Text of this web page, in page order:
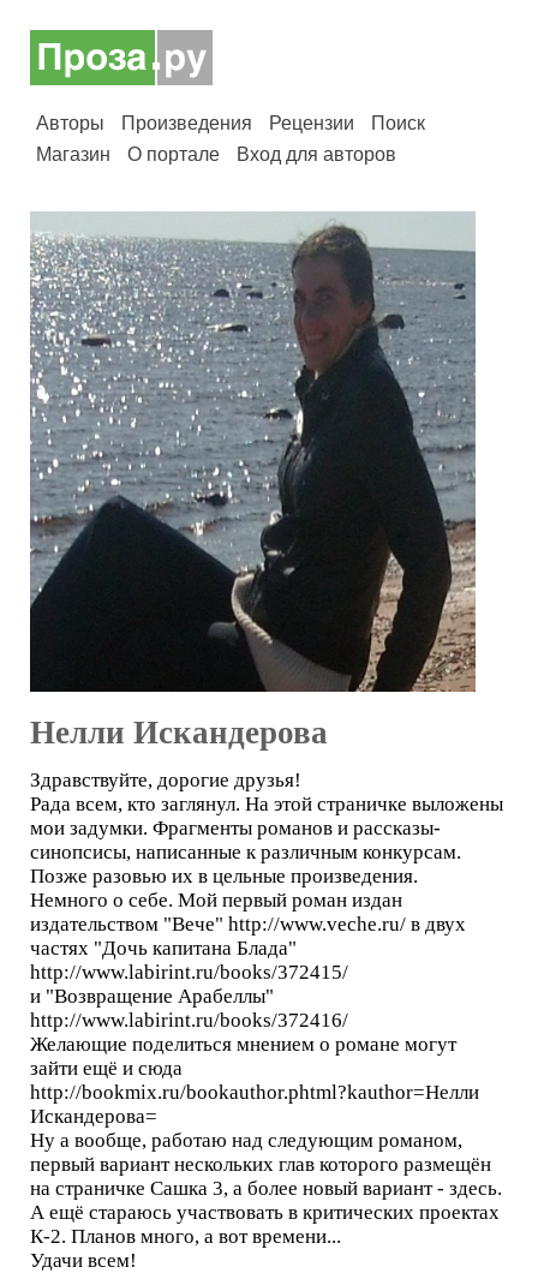
Авторы Произведения Рецензии
Поиск
Магазин
О портале Вход для авторов
Нелли Искандерова
Здравствуйте, дорогие друзья!
Рада всем, кто заглянул. На этой страничке выложены
мои задумки. Фрагменты романов и рассказы-
синопсисы, написанные к различным конкурсам.
Позже разовью их в цельные произведения.
Немного о себе. Мой первый роман издан
издательством "Вече" http://www.veche.ru/ в двух
частях "Дочь капитана Блада"
http://www.labirint.ru/books/372415/
и "Возвращение Арабеллы"
http://www.labirint.ru/books/372416/
Желающие поделиться мнением о романе могут
зайти ещё и сюда
http://bookmix.ru/bookauthor.phtml?kauthor=Нелли
Искандерова=
Ну а вообще, работаю над следующим романом,
первый вариант нескольких глав которого размещён
на страничке Сашка 3, а более новый вариант - здесь.
А ещё стараюсь участвовать в критических проектах
К-2. Планов много, а вот времени...
Удачи всем!